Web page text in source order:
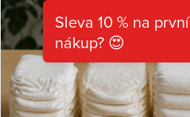
Sleva 10 % na první
nákup? 😍